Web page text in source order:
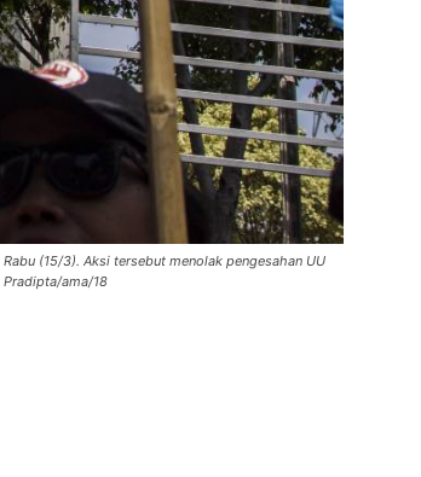
(15/3). Aksi tersebut menolak pengesahan UU
Pradipta/ama/18